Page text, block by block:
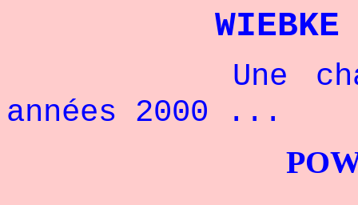
WIEBKE
Une
années 2000 ...